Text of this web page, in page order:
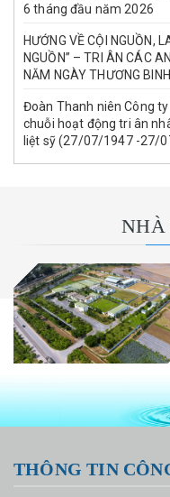
6 tháng đầu năm 2026
HƯỚNG VỀ CỘI NGUỒN,
NGUỒN” – TRI ÂN CÁC
NĂM NGÀY THƯƠNG
Đoàn Thanh niên Công
chuỗi hoạt động tri ân
liệt sỹ (27/07/1947 -27/
NHÀ
THÔNG TIN